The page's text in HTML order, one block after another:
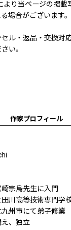
り当ページの掲載
場合がございます。
ル・返品・交換対
い。
作家プロフィール
崎宗烏先生に入門
田川高等技術専門
九州市にて弟子修
、独立